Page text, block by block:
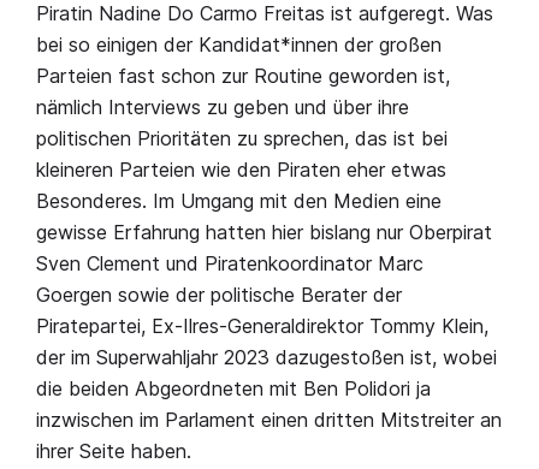
Piratin Nadine Do Carmo Freitas ist aufgeregt. Was
bei so einigen der Kandidat*innen der großen
Parteien fast schon zur Routine geworden ist,
nämlich Interviews zu geben und über ihre
politischen Prioritäten zu sprechen, das ist bei
kleineren Parteien wie den Piraten eher etwas
Besonderes. Im Umgang mit den Medien eine
gewisse Erfahrung hatten hier bislang nur Oberpirat
Sven Clement und Piratenkoordinator Marc
Goergen sowie der politische Berater der
Piratepartei, Ex-Ilres-Generaldirektor Tommy Klein,
der im Superwahljahr 2023 dazugestoßen ist, wobei
die beiden Abgeordneten mit Ben Polidori ja
inzwischen im Parlament einen dritten Mitstreiter an
ihrer Seite haben.